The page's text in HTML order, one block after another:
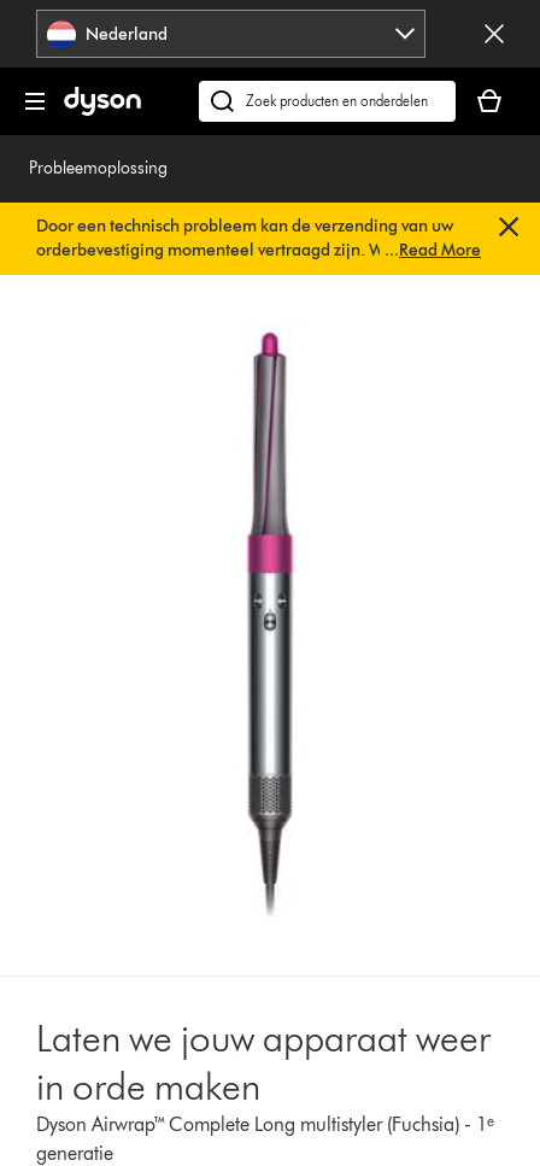
Navigatie
overslaan
Nederland
Zoek
op
is
Probleemoplossing
Door een technisch probleem kan de verzending van uw
orderbevestiging momenteel vertraagd zijn. We werken al
aan een snelle oplossing.U hoeft verder niets te doen. Uw
...Read More
Laten we jouw apparaat weer
in orde maken
Dyson Airwrap™ Complete Long multistyler (Fuchsia) - 1ᵉ
generatie